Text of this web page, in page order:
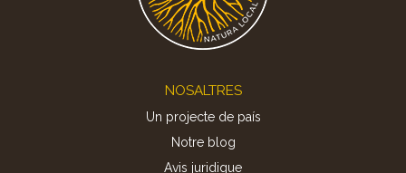
NOSALTRES
Un projecte de país
Notre blog
Avis juridique